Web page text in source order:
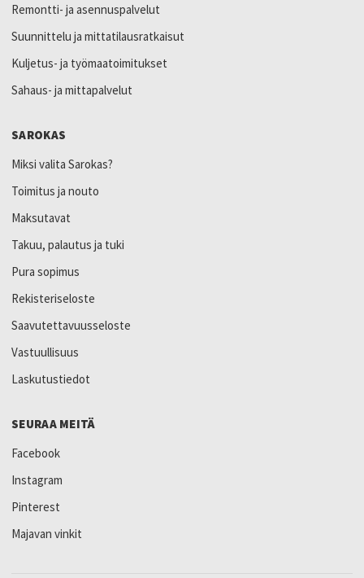
Remontti- ja asennuspalvelut
Suunnittelu ja mittatilausratkaisut
Kuljetus- ja työmaatoimitukset
Sahaus- ja mittapalvelut
SAROKAS
Miksi valita Sarokas?
Toimitus ja nouto
Maksutavat
Takuu, palautus ja tuki
Pura sopimus
Rekisteriseloste
Saavutettavuusseloste
Vastuullisuus
Laskutustiedot
SEURAA MEITÄ
Facebook
Instagram
Pinterest
Majavan vinkit